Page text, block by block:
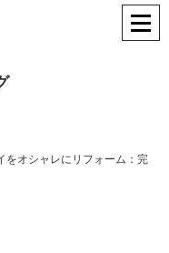
をオシャレにリフォーム：完